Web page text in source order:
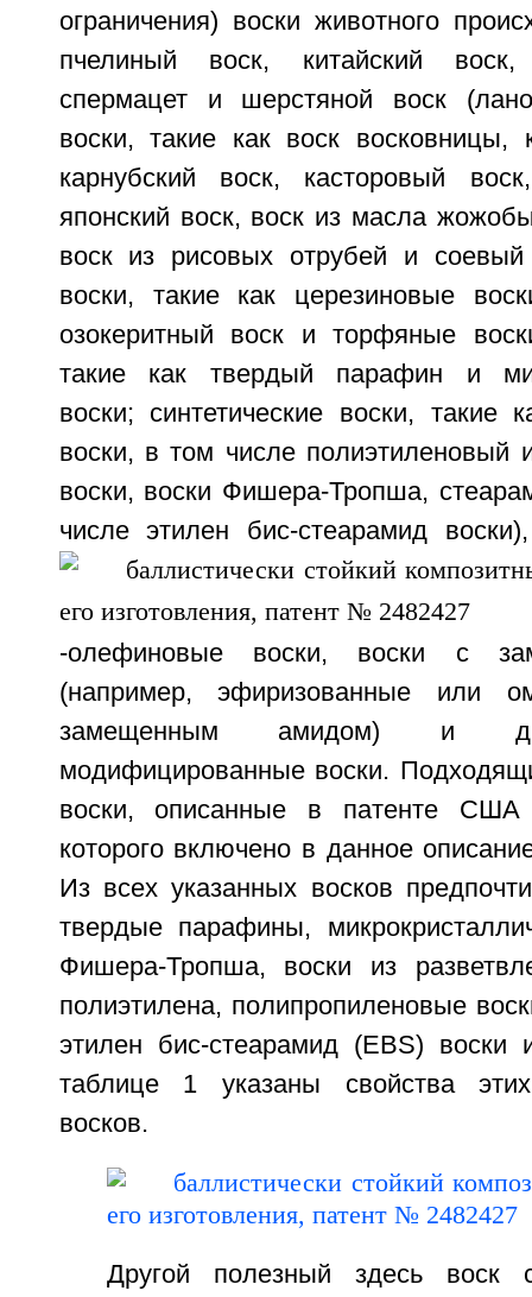
ограничения) воски животного
пчелиный воск, китайский
спермацет и шерстяной воск
воски, такие как воск восковницы,
карнубский воск, касторовый
японский воск, воск из масла
воск из рисовых отрубей и
воски, такие как церезиновые
озокеритный воск и торфяные
такие как твердый парафин и
воски; синтетические воски, такие
воски, в том числе полиэтиленовый
воски, воски Фишера-Тропша,
числе этилен бис-стеарамид
-олефиновые воски, воски с
(например, эфиризованные или
замещенным амидом) и
модифицированные воски.
воски, описанные в патенте США
которого включено в данное
Из всех указанных восков
твердые парафины,
Фишера-Тропша, воски из
полиэтилена, полипропиленовые
этилен бис-стеарамид (EBS)
таблице 1 указаны свойства этих
восков.
Другой полезный здесь воск